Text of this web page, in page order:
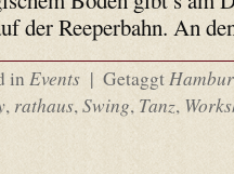
der Reeperbahn. An
in Events | Getaggt
, rathaus,Swing, Tanz,